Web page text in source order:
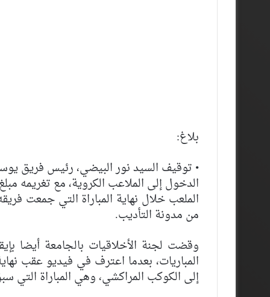
بلاغ:
• توقيف السيد نور البيضي، رئيس فريق
من مدونة التأديب.
وقضت لجنة الأخلاقيات بالجامعة أيضا
المباريات، بعدما اعترف في فيديو عقب
إلى الكوكب المراكشي، وهي المباراة التي